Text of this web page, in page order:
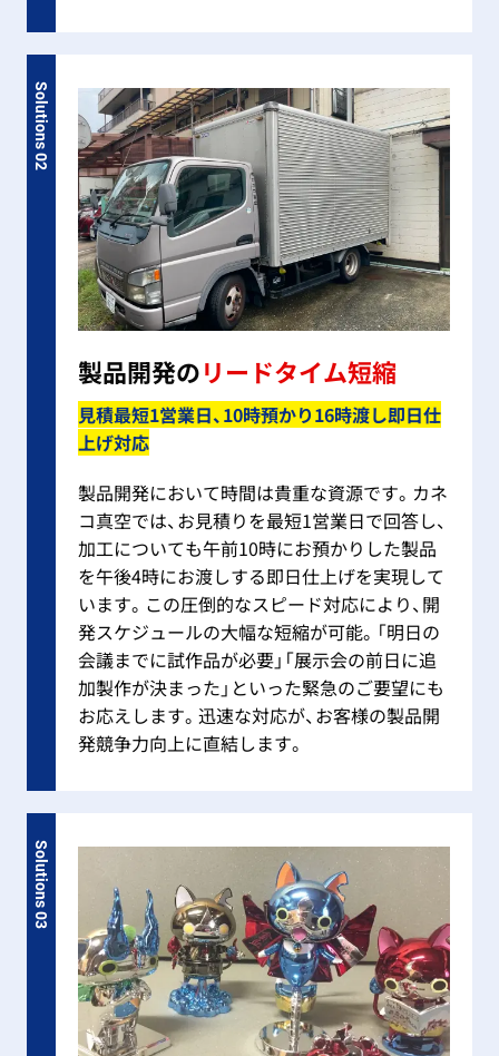
Solutions 02
製品開発のリードタイム短縮
見積最短1営業日、10時預かり16時渡し即日仕
上げ対応
製品開発において時間は貴重な資源です。カネ
コ真空では、お見積りを最短1営業日で回答し、
加工についても午前10時にお預かりした製品
を午後4時にお渡しする即日仕上げを実現して
います。この圧倒的なスピード対応により、開
発スケジュールの大幅な短縮が可能。「明日の
会議までに試作品が必要」「展示会の前日に追
加製作が決まった」といった緊急のご要望にも
お応えします。迅速な対応が、お客様の製品開
発競争力向上に直結します。
Solutions 03